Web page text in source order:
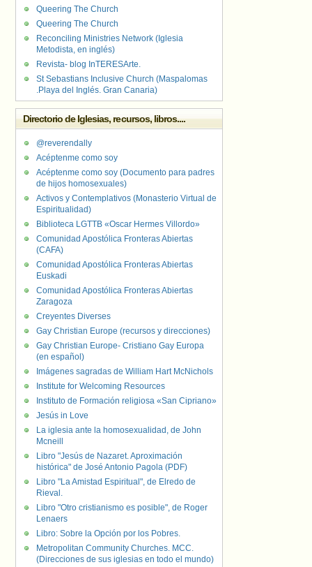
Queering The Church
Queering The Church
Reconciling Ministries Network (Iglesia
Metodista, en inglés)
Revista- blog InTERESArte.
St Sebastians Inclusive Church (Maspalomas
.Playa del Inglés. Gran Canaria)
Directorio de Iglesias, recursos, libros....
@reverendally
Acéptenme como soy
Acéptenme como soy (Documento para padres
de hijos homosexuales)
Activos y Contemplativos (Monasterio Virtual de
Espiritualidad)
Biblioteca LGTTB «Oscar Hermes Villordo»
Comunidad Apostólica Fronteras Abiertas
(CAFA)
Comunidad Apostólica Fronteras Abiertas
Euskadi
Comunidad Apostólica Fronteras Abiertas
Zaragoza
Creyentes Diverses
Gay Christian Europe (recursos y direcciones)
Gay Christian Europe- Cristiano Gay Europa
(en español)
Imágenes sagradas de William Hart McNichols
Institute for Welcoming Resources
Instituto de Formación religiosa «San Cipriano»
Jesús in Love
La iglesia ante la homosexualidad, de John
Mcneill
Libro "Jesús de Nazaret. Aproximación
histórica" de José Antonio Pagola (PDF)
Libro "La Amistad Espiritual", de Elredo de
Rieval.
Libro "Otro cristianismo es posible", de Roger
Lenaers
Libro: Sobre la Opción por los Pobres.
Metropolitan Community Churches. MCC.
(Direcciones de sus iglesias en todo el mundo)